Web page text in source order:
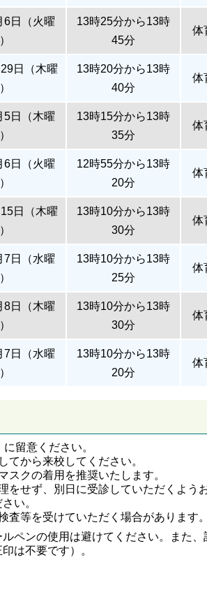
6日（火曜
13時25分から13時
45分
体
日（木曜
13時20分から13時
40分
体
5日（木曜
13時15分から13時
35分
体
6日（火曜
12時55分から13時
20分
体
日（木曜
13時10分から13時
30分
体
7日（水曜
13時10分から13時
25分
体
8日（木曜
13時10分から13時
30分
体
7日（水曜
13時10分から13時
20分
体
留意ください。
てから来校してください。
スクの着用を推奨いたします。
をせず、別日に受診していただくよう
い。
査等を受けていただく場合があります。
ペンの使用は避けてください。また、
は不要です）。